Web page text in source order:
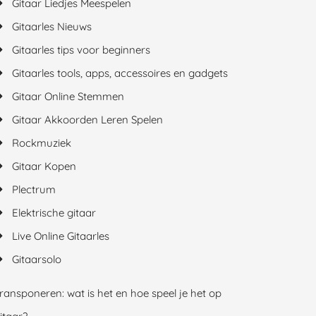
Gitaar Liedjes Meespelen
Gitaarles Nieuws
Gitaarles tips voor beginners
Gitaarles tools, apps, accessoires en gadgets
Gitaar Online Stemmen
Gitaar Akkoorden Leren Spelen
Rockmuziek
Gitaar Kopen
Plectrum
Elektrische gitaar
Live Online Gitaarles
Gitaarsolo
wat is het en hoe speel je het op